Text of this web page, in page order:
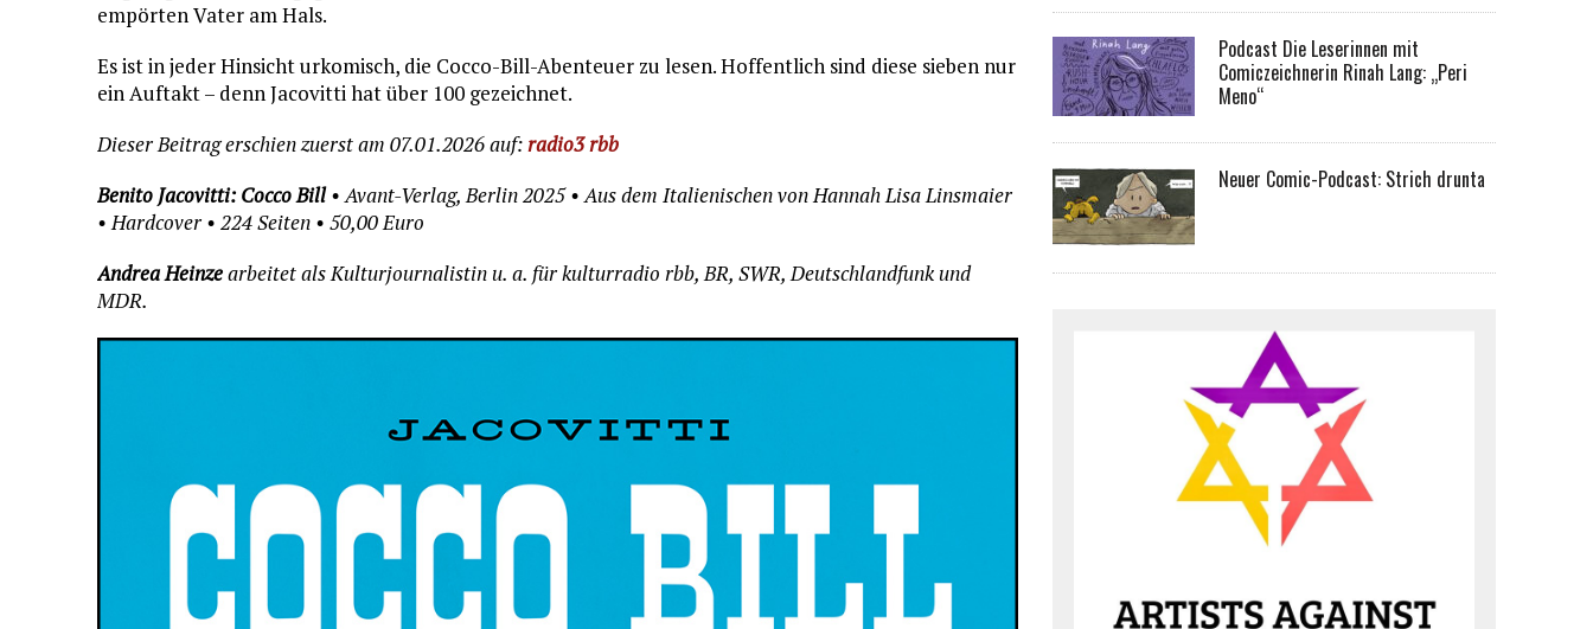
empörten Vater am Hals.
Es ist in jeder Hinsicht urkomisch, die Cocco-Bill-Abenteuer zu lesen. Hoffentlich sind diese sieben nur
ein Auftakt – denn Jacovitti hat über 100 gezeichnet.
Dieser Beitrag erschien zuerst am 07.01.2026 auf:radio3 rbb
Benito Jacovitti: Cocco Bill• Avant-Verlag, Berlin 2025 • Aus dem Italienischen von Hannah Lisa Linsmaier
• Hardcover • 224 Seiten • 50,00 Euro
Andrea Heinzearbeitet als Kulturjournalistin u. a. für kulturradio rbb, BR, SWR, Deutschlandfunk und
MDR.
Podcast Die Leserinnen mit
Comiczeichnerin Rinah Lang: „Peri
Meno“
Neuer Comic-Podcast: Strich drunta